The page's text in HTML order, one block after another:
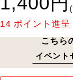
14 ポイント進呈
こちら
イベント